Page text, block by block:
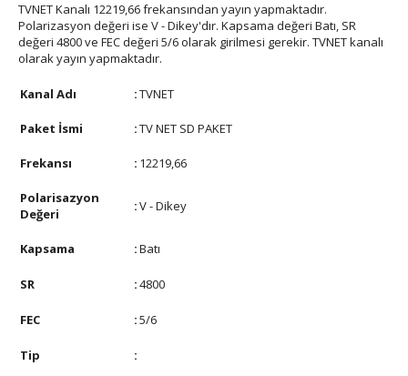
TVNET Kanalı 12219,66 frekansından yayın yapmaktadır.
Polarizasyon değeri ise V - Dikey'dır. Kapsama değeri Batı, SR
değeri 4800 ve FEC değeri 5/6 olarak girilmesi gerekir. TVNET kanalı
olarak yayın yapmaktadır.
Kanal Adı :TVNET
Paket İsmi :TV NET SD PAKET
Frekansı : 12219,66
Polarisazyon
Değeri
:V - Dikey
Kapsama :Batı
SR :4800
FEC :5/6
Tip
: